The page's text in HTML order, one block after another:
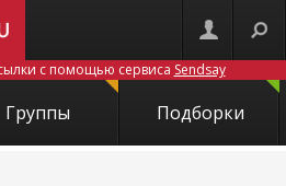
с помощью сервиса Sendsay
Группы Подборки